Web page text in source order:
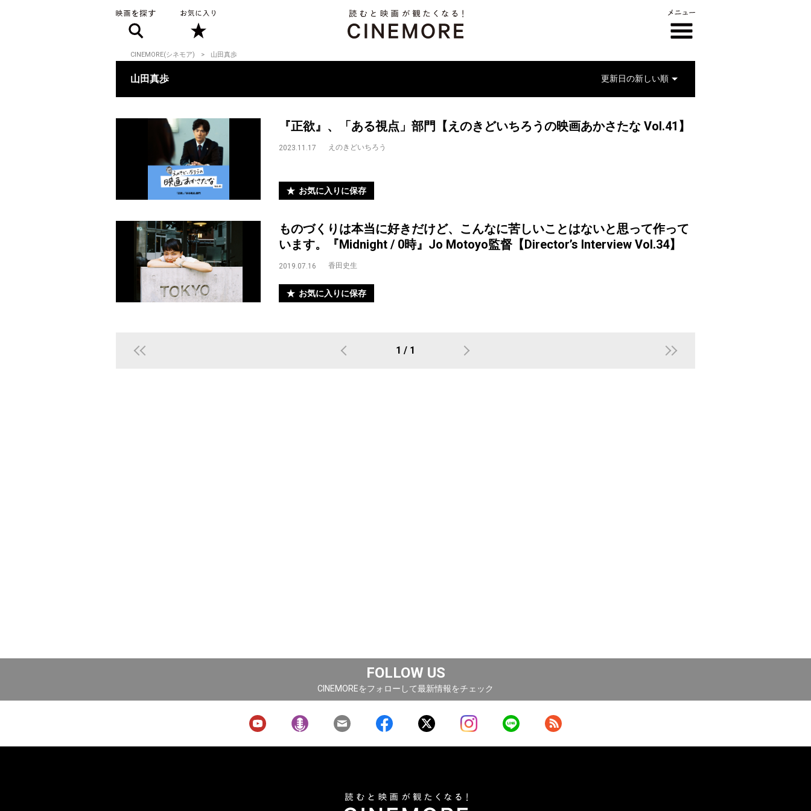
CINEMORE(シネモア) 山田真歩
山田真歩
『正欲』、「ある視点」部門【えのきどいちろうの映画あかさたな Vol.41】
2023.11.17 えのきどいちろう
お気に入りに保存
ものづくりは本当に好きだけど、こんなに苦しいことはないと思って作って
います。『Midnight / 0時』Jo Motoyo監督【Director’s Interview Vol.34】
2019.07.16 香田史生
お気に入りに保存
1 / 1
FOLLOW US
CINEMOREをフォローして最新情報をチェック